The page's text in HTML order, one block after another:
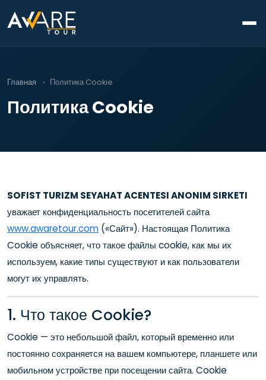
Главная › Политика Cookie
Политика Cookie
SOFIST TURIZM SEYAHAT ACENTESI ANONIM SIRKETI
уважает конфиденциальность посетителей сайта
www.awaretour.com («Сайт»). Настоящая Политика
Cookie объясняет, что такое файлы cookie, как мы их
используем, какие типы существуют и как пользователи
могут их управлять.
1. Что такое Cookie?
Cookie — это небольшой файл, который временно или
постоянно сохраняется на вашем компьютере, планшете или
мобильном устройстве при посещении сайта. Cookie